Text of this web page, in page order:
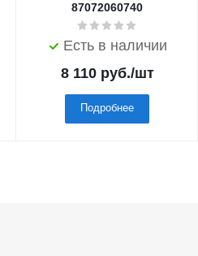
87072060740
Есть в наличии
8 110руб./шт
Подробнее